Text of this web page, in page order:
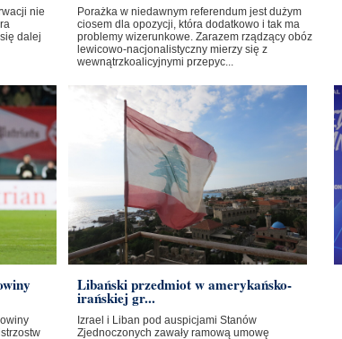
nie
dalej
Porażka w niedawnym referendum jest dużym
ciosem dla opozycji, która dodatkowo i tak ma
problemy wizerunkowe. Zarazem rządzący obóz
lewicowo-nacjonalistyczny mierzy się z
wewnątrzkoalicyjnymi przepyc...
Libański przedmiot w amerykańsko-
irańskiej gr...
Izrael i Liban pod auspicjami Stanów
Zjednoczonych zawały ramową umowę